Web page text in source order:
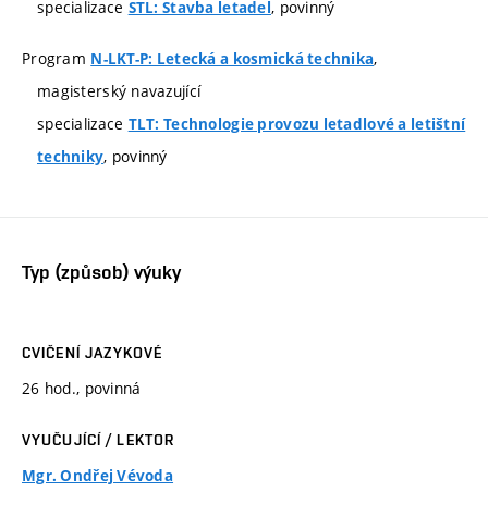
specializace STL: Stavba letadel, povinný
Program N-LKT-P: Letecká a kosmická technika,
magisterský navazující
specializace TLT: Technologie provozu letadlové a letištní
techniky, povinný
Typ (způsob) výuky
CVIČENÍ JAZYKOVÉ
26 hod., povinná
VYUČUJÍCÍ / LEKTOR
Mgr. Ondřej Vévoda